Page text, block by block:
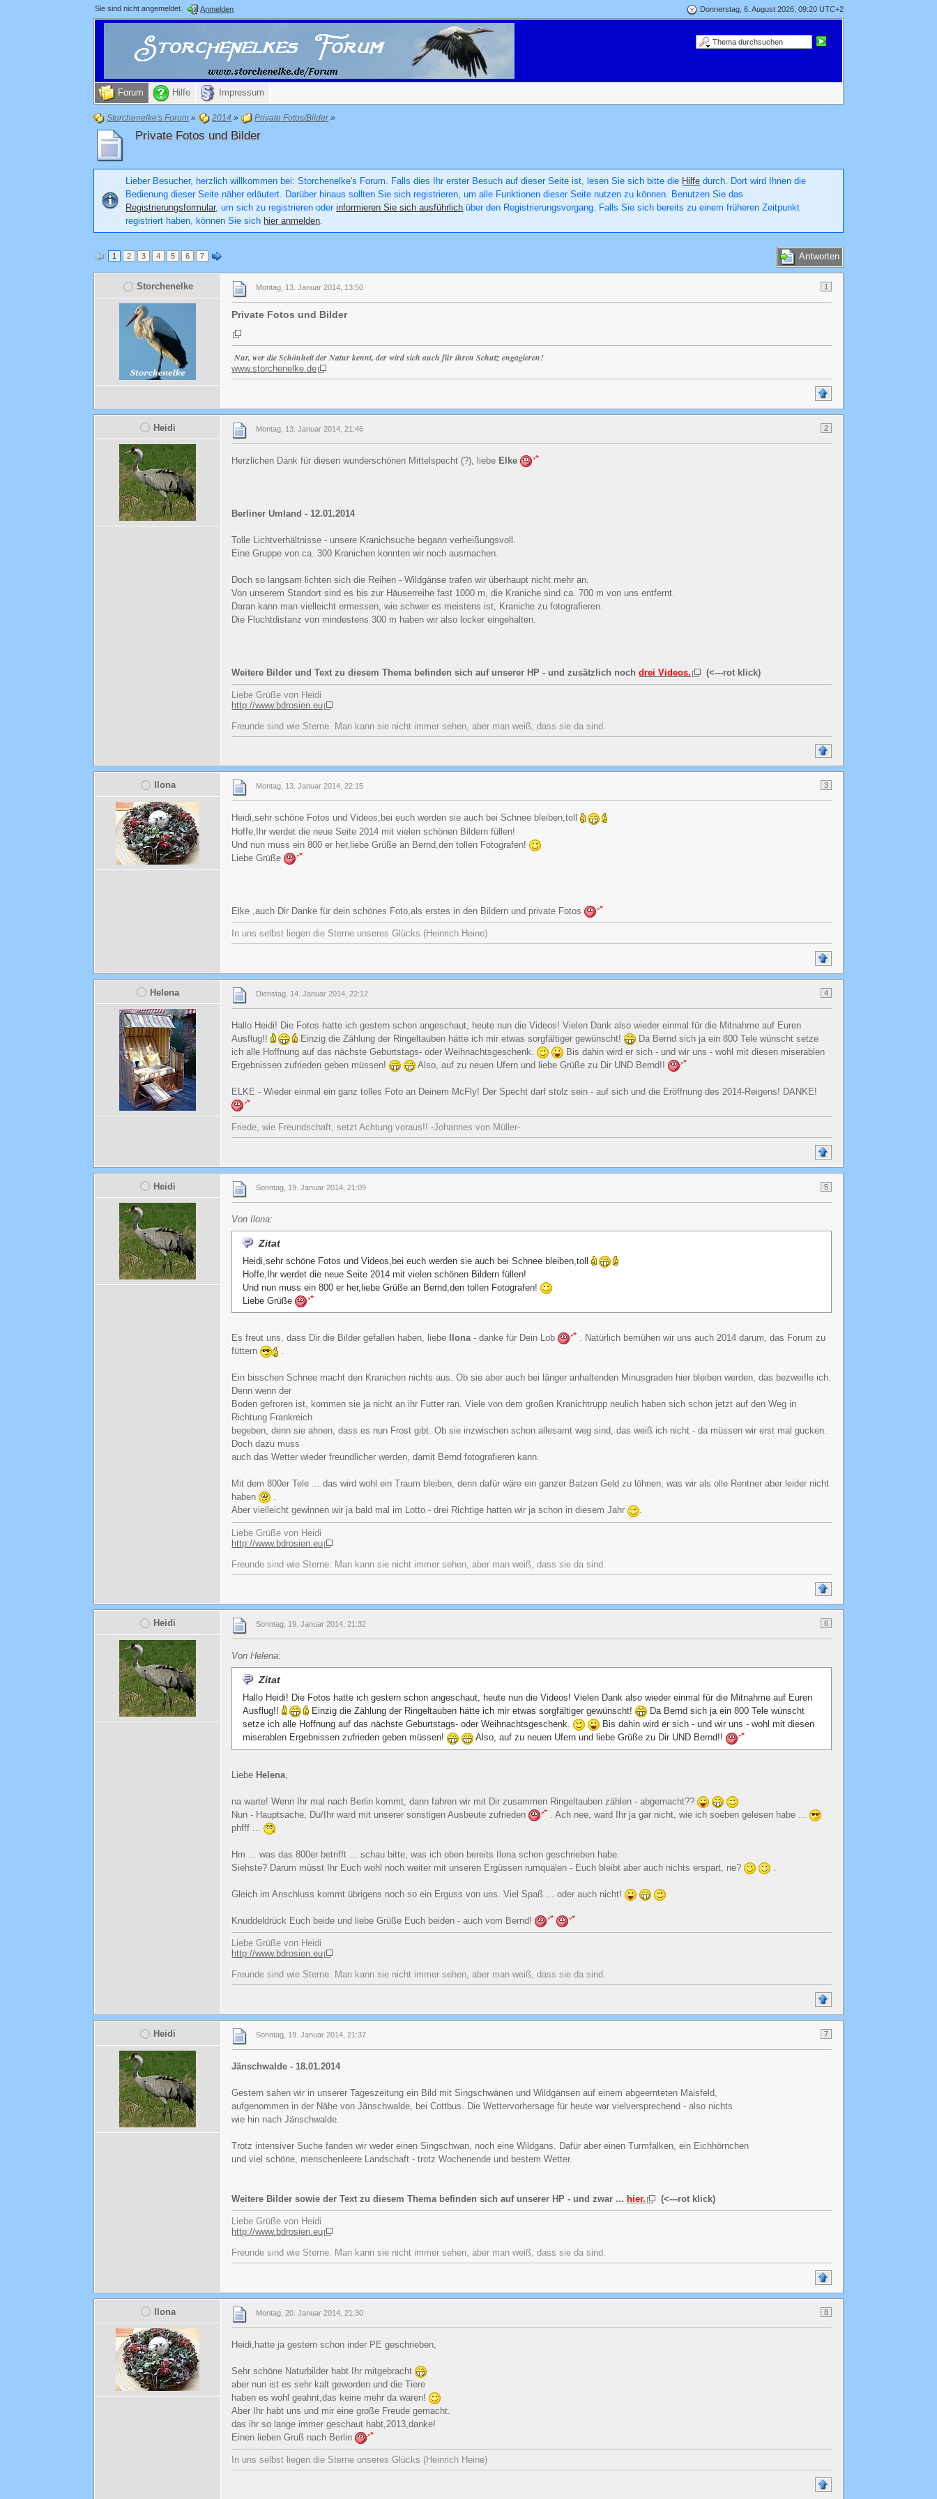
Donnerstag, 6. August 2026, 09:20 UTC+2
Sie sind nicht angemeldet. Anmelden
Forum Hilfe Impressum
Storchenelke's Forum » 2014 » Private Fotos/Bilder»
Private Fotos und Bilder
Lieber Besucher, herzlich willkommen bei: Storchenelke's Forum. Falls dies Ihr erster Besuch auf dieser Seite ist, lesen Sie sich bitte die Hilfe durch. Dort wird Ihnen die
Bedienung dieser Seite näher erläutert. Darüber hinaus sollten Sie sich registrieren, um alle Funktionen dieser Seite nutzen zu können. Benutzen Sie das
Registrierungsformular, um sich zu registrieren oderinformieren Sie sich ausführlich über den Registrierungsvorgang. Falls Sie sich bereits zu einem früheren Zeitpunkt
registriert haben, können Sie sich hier anmelden.
1 2 3 4 5 6 7 Antworten
Storchenelke 1
Montag, 13. Januar 2014, 13:50
Private Fotos und Bilder
Nur, wer die Schönheit der Natur kennt, der wird sich auch für ihren Schutz engagieren!
www.storchenelke.de
Heidi 2
Montag, 13. Januar 2014, 21:46
Herzlichen Dank für diesen wunderschönen Mittelspecht (?), liebe Elke
Berliner Umland - 12.01.2014
Tolle Lichtverhältnisse - unsere Kranichsuche begann verheißungsvoll.
Eine Gruppe von ca. 300 Kranichen konnten wir noch ausmachen.
Doch so langsam lichten sich die Reihen - Wildgänse trafen wir überhaupt nicht mehr an.
Von unserem Standort sind es bis zur Häuserreihe fast 1000 m, die Kraniche sind ca. 700 m von uns entfernt.
Daran kann man vielleicht ermessen, wie schwer es meistens ist, Kraniche zu fotografieren.
Die Fluchtdistanz von mindestens 300 m haben wir also locker eingehalten.
Weitere Bilder und Text zu diesem Thema befinden sich auf unserer HP - und zusätzlich nochdrei Videos. (<---rot klick)
Liebe Grüße von Heidi
http://www.bdrosien.eu
Freunde sind wie Sterne. Man kann sie nicht immer sehen, aber man weiß, dass sie da sind.
Ilona 3
Montag, 13. Januar 2014, 22:15
Heidi,sehr schöne Fotos und Videos,bei euch werden sie auch bei Schnee bleiben,toll
Hoffe,Ihr werdet die neue Seite 2014 mit vielen schönen Bildern füllen!
Und nun muss ein 800 er her,liebe Grüße an Bernd,den tollen Fotografen!
Liebe Grüße
Elke ,auch Dir Danke für dein schönes Foto,als erstes in den Bildern und private Fotos
In uns selbst liegen die Sterne unseres Glücks (Heinrich Heine)
Helena 4
Dienstag, 14. Januar 2014, 22:12
Hallo Heidi! Die Fotos hatte ich gestern schon angeschaut, heute nun die Videos! Vielen Dank also wieder einmal für die Mitnahme auf Euren
Ausflug!!
Einzig die Zählung der Ringeltauben hätte ich mir etwas sorgfältiger gewünscht!
Da Bernd sich ja ein 800 Tele wünscht setze
ich alle Hoffnung auf das nächste Geburtstags- oder Weihnachtsgeschenk.
Bis dahin wird er sich - und wir uns - wohl mit diesen miserablen
Ergebnissen zufrieden geben müssen!
Also, auf zu neuen Ufern und liebe Grüße zu Dir UND Bernd!!
ELKE - Wieder einmal ein ganz tolles Foto an Deinem McFly! Der Specht darf stolz sein - auf sich und die Eröffnung des 2014-Reigens! DANKE!
Friede, wie Freundschaft, setzt Achtung voraus!! -Johannes von Müller-
Heidi 5
Sonntag, 19. Januar 2014, 21:09
Von Ilona:
Zitat
Heidi,sehr schöne Fotos und Videos,bei euch werden sie auch bei Schnee bleiben,toll
Hoffe,Ihr werdet die neue Seite 2014 mit vielen schönen Bildern füllen!
Und nun muss ein 800 er her,liebe Grüße an Bernd,den tollen Fotografen!
Liebe Grüße
Es freut uns, dass Dir die Bilder gefallen haben, liebe Ilona- danke für Dein Lob
. Natürlich bemühen wir uns auch 2014 darum, das Forum zu
füttern
.
Ein bisschen Schnee macht den Kranichen nichts aus. Ob sie aber auch bei länger anhaltenden Minusgraden hier bleiben werden, das bezweifle ich.
Denn wenn der
Boden gefroren ist, kommen sie ja nicht an ihr Futter ran. Viele von dem großen Kranichtrupp neulich haben sich schon jetzt auf den Weg in
Richtung Frankreich
begeben, denn sie ahnen, dass es nun Frost gibt. Ob sie inzwischen schon allesamt weg sind, das weiß ich nicht - da müssen wir erst mal gucken.
Doch dazu muss
auch das Wetter wieder freundlicher werden, damit Bernd fotografieren kann.
Mit dem 800er Tele ... das wird wohl ein Traum bleiben, denn dafür wäre ein ganzer Batzen Geld zu löhnen, was wir als olle Rentner aber leider nicht
haben
.
Aber vielleicht gewinnen wir ja bald mal im Lotto - drei Richtige hatten wir ja schon in diesem Jahr
.
Liebe Grüße von Heidi
http://www.bdrosien.eu
Freunde sind wie Sterne. Man kann sie nicht immer sehen, aber man weiß, dass sie da sind.
Heidi 6
Sonntag, 19. Januar 2014, 21:32
Von Helena:
Zitat
Hallo Heidi! Die Fotos hatte ich gestern schon angeschaut, heute nun die Videos! Vielen Dank also wieder einmal für die Mitnahme auf Euren
Ausflug!!
Einzig die Zählung der Ringeltauben hätte ich mir etwas sorgfältiger gewünscht!
Da Bernd sich ja ein 800 Tele wünscht
setze ich alle Hoffnung auf das nächste Geburtstags- oder Weihnachtsgeschenk.
Bis dahin wird er sich - und wir uns - wohl mit diesen
miserablen Ergebnissen zufrieden geben müssen!
Also, auf zu neuen Ufern und liebe Grüße zu Dir UND Bernd!!
Liebe Helena
na warte! Wenn Ihr mal nach Berlin kommt, dann fahren wir mit Dir zusammen Ringeltauben zählen - abgemacht??
Nun - Hauptsache, Du/Ihr ward mit unserer sonstigen Ausbeute zufrieden
. Ach nee, ward Ihr ja gar nicht, wie ich soeben gelesen habe ...
phfff ...
Hm ... was das 800er betrifft ... schau bitte, was ich oben bereits Ilona schon geschrieben habe.
Siehste? Darum müsst Ihr Euch wohl noch weiter mit unseren Ergüssen rumquälen - Euch bleibt aber auch nichts erspart, ne?
Gleich im Anschluss kommt übrigens noch so ein Erguss von uns. Viel Spaß ... oder auch nicht!
Knuddeldrück Euch beide und liebe Grüße Euch beiden - auch vom Bernd!
Liebe Grüße von Heidi
http://www.bdrosien.eu
Freunde sind wie Sterne. Man kann sie nicht immer sehen, aber man weiß, dass sie da sind.
Heidi 7
Sonntag, 19. Januar 2014, 21:37
Jänschwalde - 18.01.2014
Gestern sahen wir in unserer Tageszeitung ein Bild mit Singschwänen und Wildgänsen auf einem abgeernteten Maisfeld,
aufgenommen in der Nähe von Jänschwalde, bei Cottbus. Die Wettervorhersage für heute war vielversprechend - also nichts
wie hin nach Jänschwalde.
Trotz intensiver Suche fanden wir weder einen Singschwan, noch eine Wildgans. Dafür aber einen Turmfalken, ein Eichhörnchen
und viel schöne, menschenleere Landschaft - trotz Wochenende und bestem Wetter.
Weitere Bilder sowie der Text zu diesem Thema befinden sich auf unserer HP - und zwar ... hier. (<---rot klick)
Liebe Grüße von Heidi
http://www.bdrosien.eu
Freunde sind wie Sterne. Man kann sie nicht immer sehen, aber man weiß, dass sie da sind.
Ilona 8
Montag, 20. Januar 2014, 21:30
Heidi,hatte ja gestern schon inder PE geschrieben,
Sehr schöne Naturbilder habt Ihr mitgebracht
aber nun ist es sehr kalt geworden und die Tiere
haben es wohl geahnt,das keine mehr da waren!
Aber Ihr habt uns und mir eine große Freude gemacht.
das ihr so lange immer geschaut habt,2013,danke!
Einen lieben Gruß nach Berlin
In uns selbst liegen die Sterne unseres Glücks (Heinrich Heine)